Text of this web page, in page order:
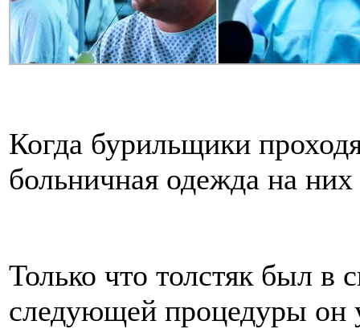
Когда бурильщики
больничная одежда на
Только что толстяк был в
следующей процедуры он